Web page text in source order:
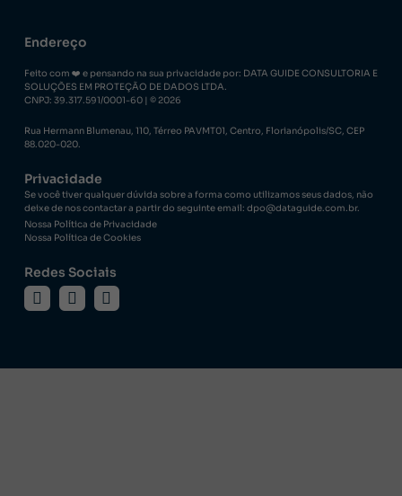
Endereço
Feito com ❤️ e pensando na sua privacidade por: DATA GUIDE CONSULTORIA E
SOLUÇÕES EM PROTEÇÃO DE DADOS LTDA.
CNPJ: 39.317.591/0001-60 | © 2026
Rua Hermann Blumenau, 110, Térreo PAVMT01, Centro, Florianópolis/SC, CEP
88.020-020.
Privacidade
Se você tiver qualquer dúvida sobre a forma como utilizamos seus dados, não
deixe de nos contactar a partir do seguinte email: dpo@dataguide.com.br.
Nossa Política de Privacidade
Nossa Política de Cookies
Redes Sociais